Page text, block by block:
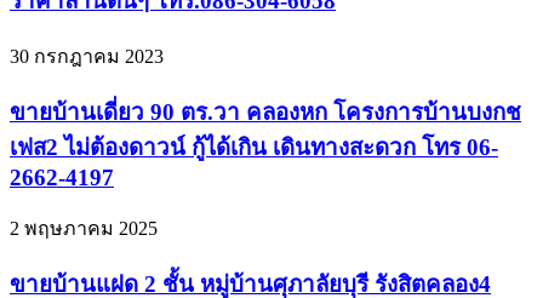
30 กรกฎาคม 2023
ขายบ้านเดี่ยว 90 ตร.วา คลองหก โครงการบ้านบงกช
เฟส2 ไม่ต้องดาวน์ กู้ได้เกิน เดินทางสะดวก โทร 06-
2662-4197
2 พฤษภาคม 2025
ขายบ้านแฝด 2 ชั้น หมู่บ้านศุภาลัยบุรี รังสิตคลอง4